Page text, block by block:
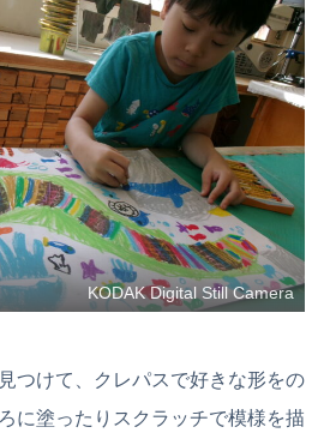
KODAK Digital Still Camera
つけて、クレパスで好きな形をの
に塗ったりスクラッチで模様を描